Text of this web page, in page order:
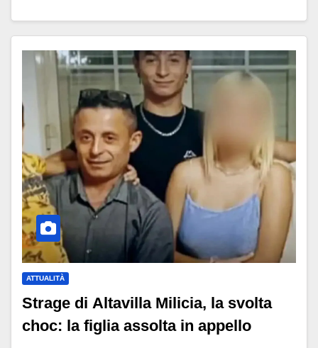
ATTUALITÀ
Strage di Altavilla Milicia, la svolta
choc: la figlia assolta in appello